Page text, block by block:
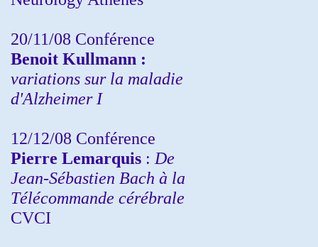
20/11/08 Conférence
Benoit Kullmann :
variations sur la maladie
d'Alzheimer I
12/12/08 Conférence
Pierre Lemarquis : De
Jean-Sébastien Bach à la
Télécommande cérébrale
CVCI